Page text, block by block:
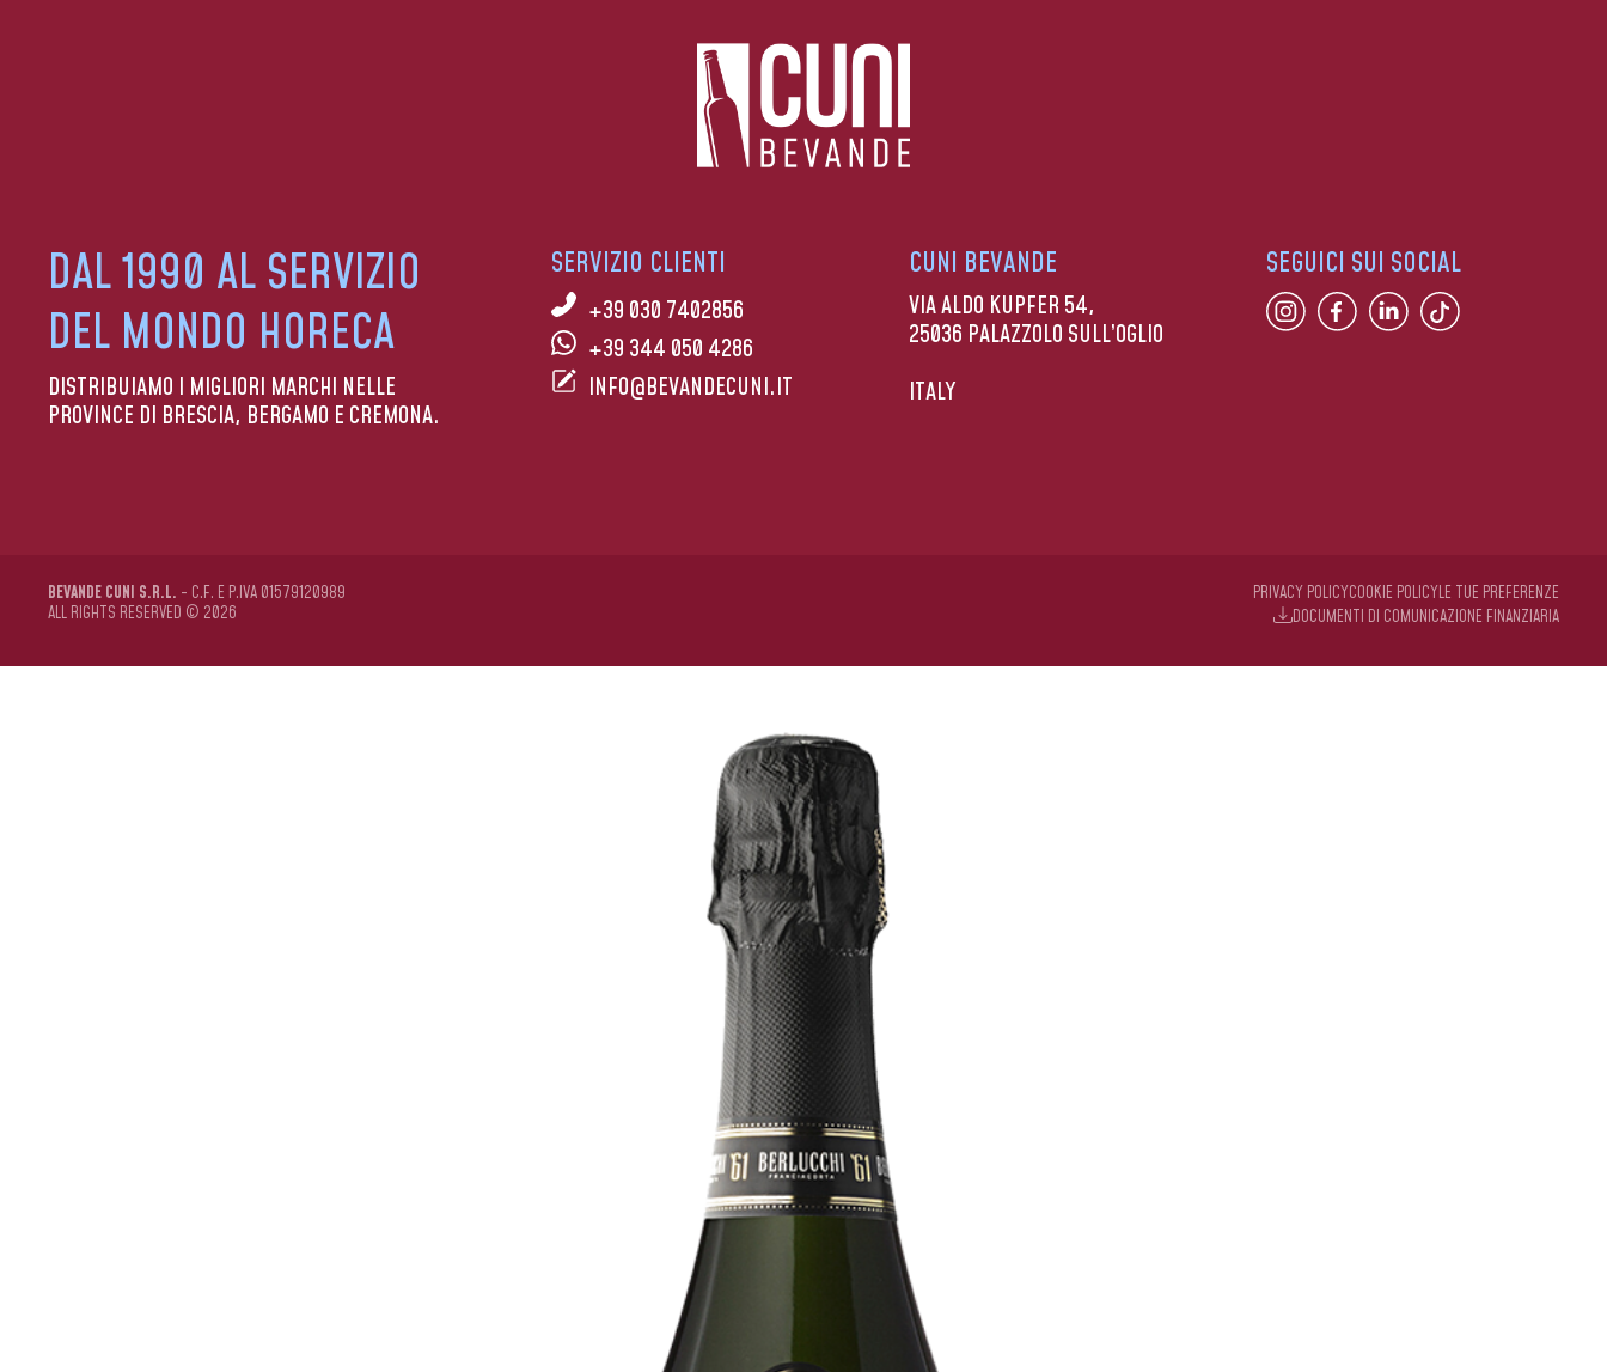
DAL 1990 AL SERVIZIO
DEL MONDO HORECA
DISTRIBUIAMO I MIGLIORI MARCHI NELLE
PROVINCE DI BRESCIA, BERGAMO E CREMONA.
SERVIZIO CLIENTI
+39 030 7402856
+39 344 050 4286
INFO@BEVANDECUNI.IT
CUNI BEVANDE
VIA ALDO KUPFER 54,
25036 PALAZZOLO SULL’OGLIO
ITALY
SEGUICI SUI SOCIAL
BEVANDE CUNI S.R.L. - C.F. E P.IVA 01579120989
ALL RIGHTS RESERVED © 2026
PRIVACY POLICYCOOKIE POLICYLE TUE PREFERENZE
DOCUMENTI DI COMUNICAZIONE FINANZIARIA